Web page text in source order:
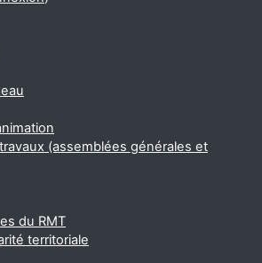
(assemblées générales et
du RMT
territoriale